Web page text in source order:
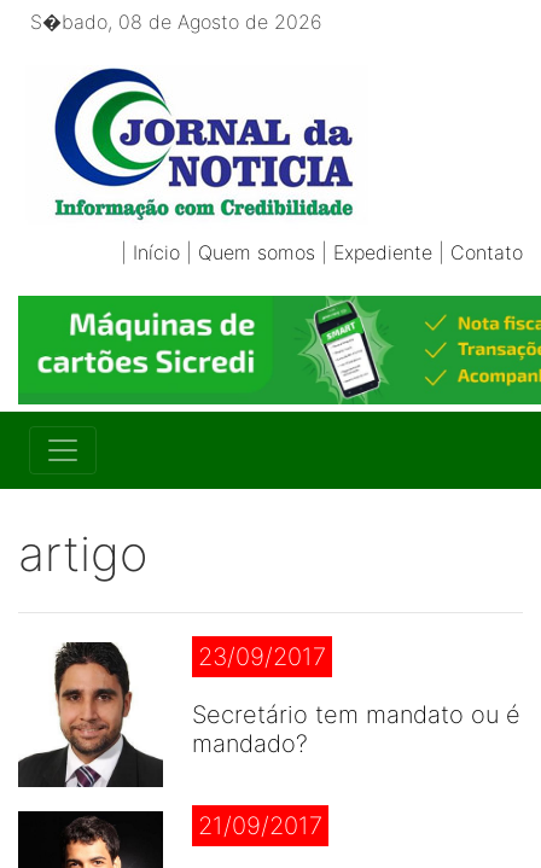
S�bado, 08 de Agosto de 2026
Início Quem somos Expediente Contato
artigo
23/09/2017
Secretário tem mandato ou é
mandado?
21/09/2017